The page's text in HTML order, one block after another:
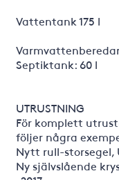
Vattentank 175 l
Septiktank: 60 l
UTRUSTNING
För komplett
följer några
Nytt rull-storsegel,
Ny självslående